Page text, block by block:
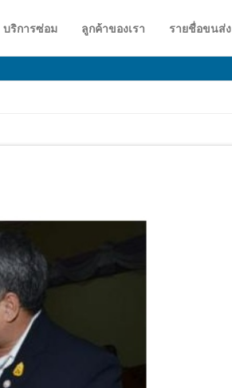
บริการซ่อม ลูกค้าของเรา รายชื่อขนส่ง